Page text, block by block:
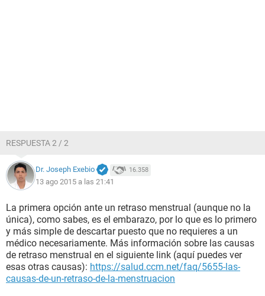
RESPUESTA 2 / 2
Dr. Joseph Exebio 16.358
13 ago 2015 a las 21:41
La primera opción ante un retraso menstrual (aunque no la
única), como sabes, es el embarazo, por lo que es lo primero
y más simple de descartar puesto que no requieres a un
médico necesariamente. Más información sobre las causas
de retraso menstrual en el siguiente link (aquí puedes ver
esas otras causas): https://salud.ccm.net/faq/5655-las-
causas-de-un-retraso-de-la-menstruacion